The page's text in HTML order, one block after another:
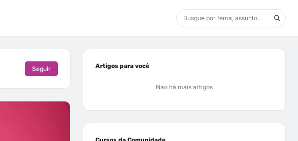
Seguir Artigos para você
Não há mais artigos